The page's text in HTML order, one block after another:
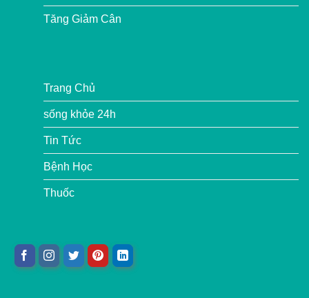
Tăng Giảm Cân
Trang Chủ
sống khỏe 24h
Tin Tức
Bệnh Học
Thuốc